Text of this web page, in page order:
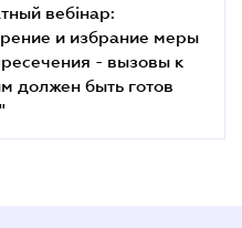
вебінар:
и избрание меры
- вызовы к
должен быть готов